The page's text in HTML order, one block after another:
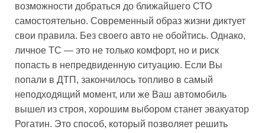
возможности добраться до ближайшего СТО
самостоятельно. Современный образ жизни диктует
свои правила. Без своего авто не обойтись. Однако,
личное ТС — это не только комфорт, но и риск
попасть в непредвиденную ситуацию. Если Вы
попали в ДТП, закончилось топливо в самый
неподходящий момент, или же Ваш автомобиль
вышел из строя, хорошим выбором станет эвакуатор
Рогатин. Это способ, который позволяет решить